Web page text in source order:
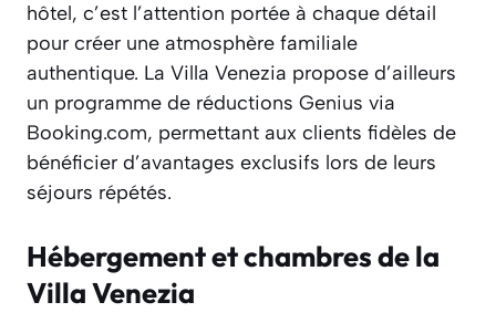
hôtel, c’est l’attention portée à chaque détail
pour créer une atmosphère familiale
authentique. La Villa Venezia propose d’ailleurs
un programme de réductions Genius via
Booking.com, permettant aux clients fidèles de
bénéficier d’avantages exclusifs lors de leurs
séjours répétés.
Hébergement et chambres de la
Villa Venezia